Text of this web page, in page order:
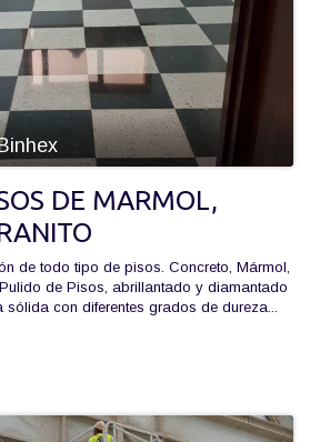
DE MARMOL,
de todo tipo de pisos. Concreto, Mármol,
de Pisos, abrillantado y diamantado
con diferentes grados de dureza...